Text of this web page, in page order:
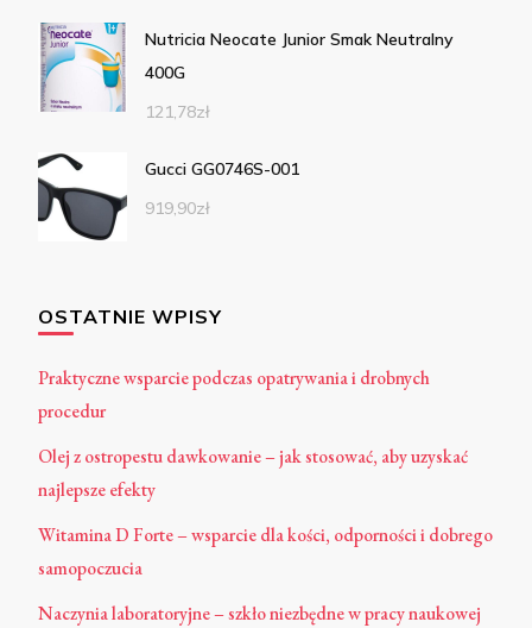
Nutricia Neocate Junior Smak Neutralny
400G
121,78zł
Gucci GG0746S-001
919,90zł
OSTATNIE WPISY
Praktyczne wsparcie podczas opatrywania i drobnych
procedur
Olej z ostropestu dawkowanie – jak stosować, aby uzyskać
najlepsze efekty
Witamina D Forte – wsparcie dla kości, odporności i dobrego
samopoczucia
Naczynia laboratoryjne – szkło niezbędne w pracy naukowej